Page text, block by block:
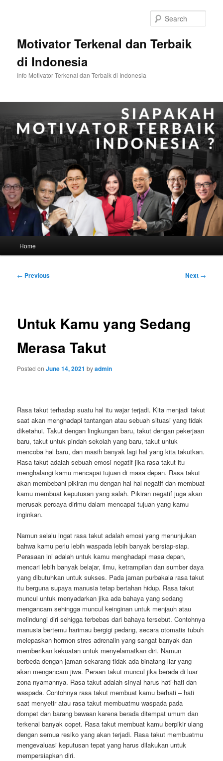
Motivator Terkenal dan Terbaik
di Indonesia
Info Motivator Terkenal dan Terbaik di Indonesia
Home
Post
← Previous Next →
Untuk Kamu yang Sedang
Merasa Takut
Posted onJune 14, 2021 byadmin
Rasa takut terhadap suatu hal itu wajar terjadi. Kita menjadi takut
saat akan menghadapi tantangan atau sebuah situasi yang tidak
diketahui. Takut dengan lingkungan baru, takut dengan pekerjaan
baru, takut untuk pindah sekolah yang baru, takut untuk
mencoba hal baru, dan masih banyak lagi hal yang kita takutkan.
Rasa takut adalah sebuah emosi negatif jika rasa takut itu
menghalangi kamu mencapai tujuan di masa depan. Rasa takut
akan membebani pikiran mu dengan hal hal negatif dan membuat
kamu membuat keputusan yang salah. Pikiran negatif juga akan
merusak percaya dirimu dalam mencapai tujuan yang kamu
inginkan.
Namun selalu ingat rasa takut adalah emosi yang menunjukan
bahwa kamu perlu lebih waspada lebih banyak bersiap-siap.
Perasaan ini adalah untuk kamu menghadapi masa depan,
mencari lebih banyak belajar, ilmu, ketrampilan dan sumber daya
yang dibutuhkan untuk sukses. Pada jaman purbakala rasa takut
itu berguna supaya manusia tetap bertahan hidup. Rasa takut
muncul untuk menyadarkan jika ada bahaya yang sedang
mengancam sehingga muncul keinginan untuk menjauh atau
melindungi diri sehigga terbebas dari bahaya tersebut. Contohnya
manusia bertemu harimau bergigi pedang, secara otomatis tubuh
melepaskan hormon stres adrenalin yang sangat banyak dan
memberikan kekuatan untuk menyelamatkan diri. Namun
berbeda dengan jaman sekarang tidak ada binatang liar yang
akan mengancam jiwa. Peraan takut muncul jika berada di luar
zona nyamannya. Rasa takut adalah sinyal harus hati-hati dan
waspada. Contohnya rasa takut membuat kamu berhati – hati
saat menyetir atau rasa takut membuatmu waspada pada
dompet dan barang bawaan karena berada ditempat umum dan
terkenal banyak copet. Rasa takut membuat kamu berpikir ulang
dengan semua resiko yang akan terjadi. Rasa takut membuatmu
mengevaluasi keputusan tepat yang harus dilakukan untuk
mempersiapkan diri.